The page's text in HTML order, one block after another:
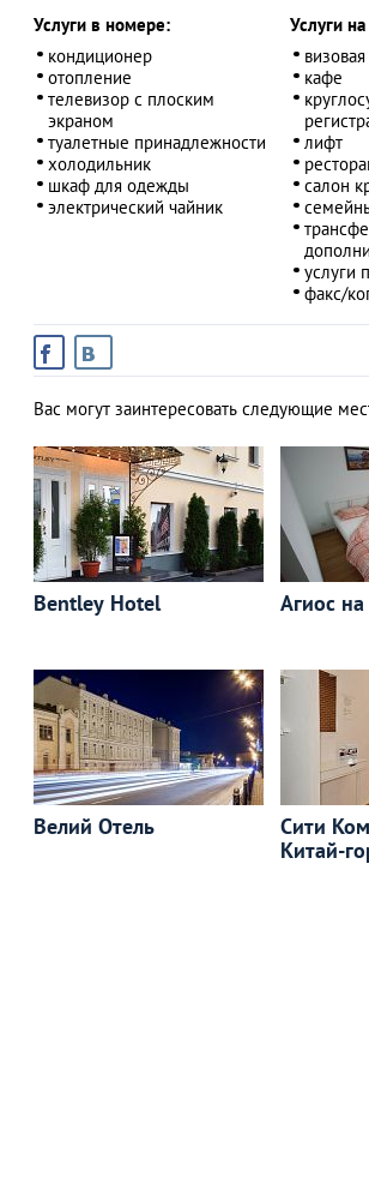
Услуги в номере:
кондиционер
отопление
телевизор с плоским
экраном
туалетные принадлежности
холодильник
шкаф для одежды
электрический чайник
Услуги
кафе
лифт
салон
услуги
факс/
Вас могут заинтересовать следующие
Bentley Hotel Агиос
Велий Отель
Сити
Китай-